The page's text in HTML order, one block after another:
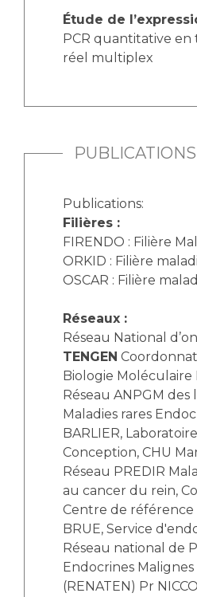
Étude de
PCR quantitative en
réel multiplex
PUBLICATIONS
Publications:
Filières :
FIRENDO : Filière
ORKID : Filière
OSCAR : Filière
Réseaux :
Réseau National
TENGEN
Biologie Moléculaire
Réseau ANPGM
Maladies rares
BARLIER,
Conception, CHU
Réseau PREDIR
au cancer du rein,
Centre de référence
BRUE, Service
Réseau national de
Endocrines
(RENATEN) Pr